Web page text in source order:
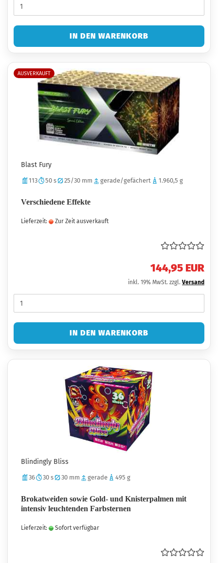
IN DEN WARENKORB
AUSVERKAUFT
Blast Fury
113 50 s 25/30 mm gerade/gefächert 1.960,5 g
Verschiedene Effekte
Lieferzeit: Zur Zeit ausverkauft
144,95 EUR
inkl. 19% MwSt. zzgl. Versand
IN DEN WARENKORB
Blindingly Bliss
36 30 s 30 mm gerade 495 g
Brokatweiden sowie Gold- und Knisterpalmen mit
intensiv leuchtenden Farbsternen
Lieferzeit: Sofort verfügbar